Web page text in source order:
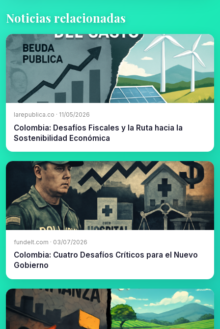
Noticias relacionadas
larepublica.co · 11/05/2026
Colombia: Desafíos Fiscales y la Ruta hacia la
Sostenibilidad Económica
fundelt.com · 03/07/2026
Colombia: Cuatro Desafíos Críticos para el Nuevo
Gobierno